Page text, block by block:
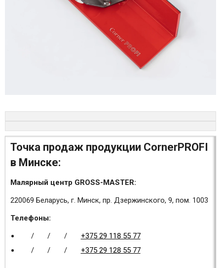
Точка продаж продукции CornerPROFI
в Минске:
Малярный центр GROSS-MASTER:
220069 Беларусь, г. Минск, пр. Дзержинского, 9, пом. 1003
Телефоны:
/
/ /
+375 29 118 55 77
/
/ / +375 29 128 55 77